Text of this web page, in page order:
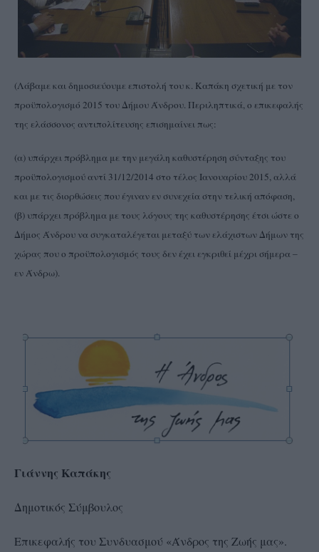
(Λάβαμε και δημοσιεύουμε επιστολή του κ. Καπάκη σχετική με τον
προϋπολογισμό 2015 του Δήμου Άνδρου. Περιληπτικά, ο επικεφαλής
της ελάσσονος αντιπολίτευσης επισημαίνει πως:
(α) υπάρχει πρόβλημα με την μεγάλη καθυστέρηση σύνταξης του
προϋπολογισμού αντί 31/12/2014 στο τέλος Ιανουαρίου 2015, αλλά
και με τις διορθώσεις που έγιναν εν συνεχεία στην τελική απόφαση,
(β) υπάρχει πρόβλημα με τους λόγους της καθυστέρησης έτσι ώστε ο
Δήμος Άνδρου να συγκαταλέγεται μεταξύ των ελάχιστων Δήμων της
χώρας που ο προϋπολογισμός τους δεν έχει εγκριθεί μέχρι σήμερα –
εν Άνδρω).
Γιάννης Καπάκης
Δημοτικός Σύμβουλος
Επικεφαλής του Συνδυασμού «Άνδρος της Ζωής μας».